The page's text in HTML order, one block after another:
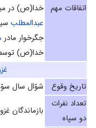
اتفاقات مهم خدا(ص) در
عبدالمطلب
جگرخوار مادر
خدا(ص) توسط
تاریخ وقوع
شوّال سال
تعداد نفرات
دو سپاه
بازماندگان